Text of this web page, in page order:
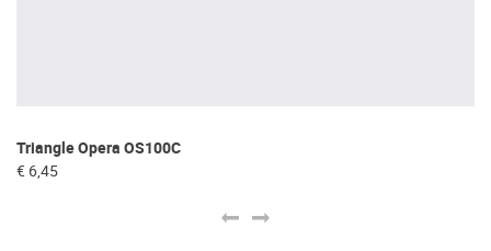
Triangle Opera OS100C
€ 6,45